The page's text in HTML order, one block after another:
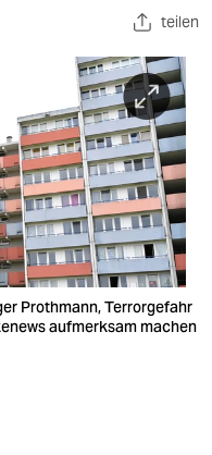
teilen
Prothmann, Terrorgefahr
aufmerksam machen